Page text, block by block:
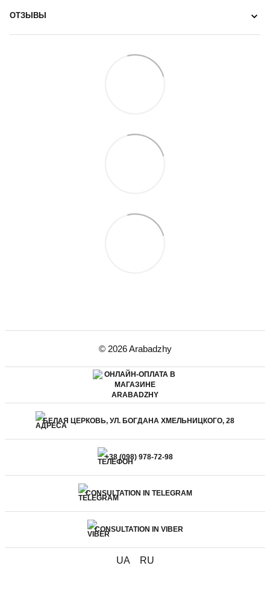
ОТЗЫВЫ
© 2026 Arabadzhy
БЕЛАЯ ЦЕРКОВЬ, УЛ. БОГДАНА ХМЕЛЬНИЦКОГО, 28
+38 (098) 978-72-98
CONSULTATION IN TELEGRAM
CONSULTATION IN VIBER
UA RU